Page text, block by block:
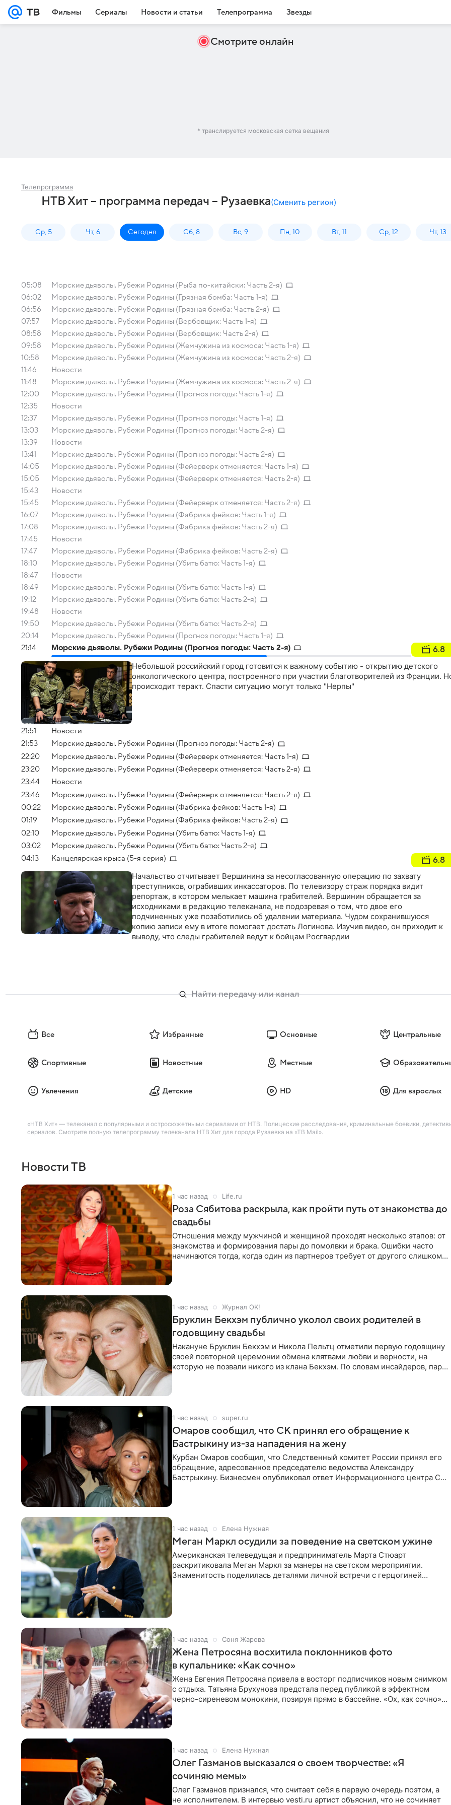
Фильмы Сериалы Новости и статьи Телепрограмма Звезды
Смотрите онлайн
* транслируется московская сетка вещания
Телепрограмма
НТВ Хит – программа передач – Рузаевка(Сменить регион)
Ср, 5 Чт, 6 Сегодня Сб, 8 Вс, 9 Пн, 10 Вт, 11 Ср, 12 Чт, 13
05:08
Морские дьяволы. Рубежи Родины (Рыба по-китайски: Часть 2-я)
06:02
Морские дьяволы. Рубежи Родины (Грязная бомба: Часть 1-я)
06:56
Морские дьяволы. Рубежи Родины (Грязная бомба: Часть 2-я)
07:57
Морские дьяволы. Рубежи Родины (Вербовщик: Часть 1-я)
08:58
Морские дьяволы. Рубежи Родины (Вербовщик: Часть 2-я)
09:58
Морские дьяволы. Рубежи Родины (Жемчужина из космоса: Часть 1-я)
10:58
Морские дьяволы. Рубежи Родины (Жемчужина из космоса: Часть 2-я)
11:46
Новости
11:48
Морские дьяволы. Рубежи Родины (Жемчужина из космоса: Часть 2-я)
12:00
Морские дьяволы. Рубежи Родины (Прогноз погоды: Часть 1-я)
12:35
Новости
12:37
Морские дьяволы. Рубежи Родины (Прогноз погоды: Часть 1-я)
13:03
Морские дьяволы. Рубежи Родины (Прогноз погоды: Часть 2-я)
13:39
Новости
13:41
Морские дьяволы. Рубежи Родины (Прогноз погоды: Часть 2-я)
14:05
Морские дьяволы. Рубежи Родины (Фейерверк отменяется: Часть 1-я)
15:05
Морские дьяволы. Рубежи Родины (Фейерверк отменяется: Часть 2-я)
15:43
Новости
15:45
Морские дьяволы. Рубежи Родины (Фейерверк отменяется: Часть 2-я)
16:07
Морские дьяволы. Рубежи Родины (Фабрика фейков: Часть 1-я)
17:08
Морские дьяволы. Рубежи Родины (Фабрика фейков: Часть 2-я)
17:45
Новости
17:47
Морские дьяволы. Рубежи Родины (Фабрика фейков: Часть 2-я)
18:10
Морские дьяволы. Рубежи Родины (Убить батю: Часть 1-я)
18:47
Новости
18:49
Морские дьяволы. Рубежи Родины (Убить батю: Часть 1-я)
19:12
Морские дьяволы. Рубежи Родины (Убить батю: Часть 2-я)
19:48
Новости
19:50
Морские дьяволы. Рубежи Родины (Убить батю: Часть 2-я)
20:14
Морские дьяволы. Рубежи Родины (Прогноз погоды: Часть 1-я)
21:14
Морские дьяволы. Рубежи Родины (Прогноз погоды: Часть 2-я) 6.8
Небольшой российский город готовится к важному событию - открытию детского
онкологического центра, построенного при участии благотворителей из Франции.
происходит теракт. Спасти ситуацию могут только "Нерпы"
21:51
Новости
21:53
Морские дьяволы. Рубежи Родины (Прогноз погоды: Часть 2-я)
22:20
Морские дьяволы. Рубежи Родины (Фейерверк отменяется: Часть 1-я)
23:20
Морские дьяволы. Рубежи Родины (Фейерверк отменяется: Часть 2-я)
23:44
Новости
23:46
Морские дьяволы. Рубежи Родины (Фейерверк отменяется: Часть 2-я)
00:22
Морские дьяволы. Рубежи Родины (Фабрика фейков: Часть 1-я)
01:19
Морские дьяволы. Рубежи Родины (Фабрика фейков: Часть 2-я)
02:10
Морские дьяволы. Рубежи Родины (Убить батю: Часть 1-я)
03:02
Морские дьяволы. Рубежи Родины (Убить батю: Часть 2-я)
04:13
Канцелярская крыса (5-я серия) 6.8
Начальство отчитывает Вершинина за несогласованную операцию по захвату
преступников, ограбивших инкассаторов. По телевизору страж порядка видит
репортаж, в котором мелькает машина грабителей. Вершинин обращается за
исходниками в редакцию телеканала, не подозревая о том, что двое его
подчиненных уже позаботились об удалении материала. Чудом сохранившуюся
копию записи ему в итоге помогает достать Логинова. Изучив видео, он приходит к
выводу, что следы грабителей ведут к бойцам Росгвардии
Все Избранные Основные Центральные
Спортивные Новостные Местные
Увлечения Детские HD Для взрослых
«НТВ Хит» — телеканал с популярными и остросюжетными сериалами от НТВ. Полицеские расследования, криминальные боевики,
сериалов. Смотрите полную телепрограмму телеканала НТВ Хит для города Рузаевка на «ТВ Mail».
Новости ТВ
1 час назад Life.ru
Роза Сябитова раскрыла, как пройти путь от знакомства до
свадьбы
Отношения между мужчиной и женщиной проходят несколько этапов: от
знакомства и формирования пары до помолвки и брака. Ошибки часто
начинаются тогда, когда один из партнеров требует от другого слишком
1 час назад Журнал OK!
Бруклин Бекхэм публично уколол своих родителей в
годовщину свадьбы
Накануне Бруклин Бекхэм и Никола Пельтц отметили первую годовщину
своей повторной церемонии обмена клятвами любви и верности, на
которую не позвали никого из клана Бекхэм. По словам инсайдеров, пара
1 час назад super.ru
Омаров сообщил, что СК принял его обращение к
Бастрыкину из-за нападения на жену
Курбан Омаров сообщил, что Следственный комитет России принял его
обращение, адресованное председателю ведомства Александру
Бастрыкину. Бизнесмен опубликовал ответ Информационного центра СК
1 час назад Елена Нужная
Меган Маркл осудили за поведение на светском ужине
Американская телеведущая и предприниматель Марта Стюарт
раскритиковала Меган Маркл за манеры на светском мероприятии.
Знаменитость поделилась деталями личной встречи с герцогиней
1 час назад Соня Жарова
Жена Петросяна восхитила поклонников фото
в купальнике: «Как сочно»
Жена Евгения Петросяна привела в восторг подписчиков новым снимком
с отдыха. Татьяна Брухунова предстала перед публикой в эффектном
черно-сиреневом монокини, позируя прямо в бассейне. «Ох, как сочно»,
1 час назад Елена Нужная
Олег Газманов высказался о своем творчестве: «Я
сочиняю мемы»
Олег Газманов признался, что считает себя в первую очередь поэтом, а
не исполнителем. В интервью vesti.ru артист объяснил, что не сочиняет